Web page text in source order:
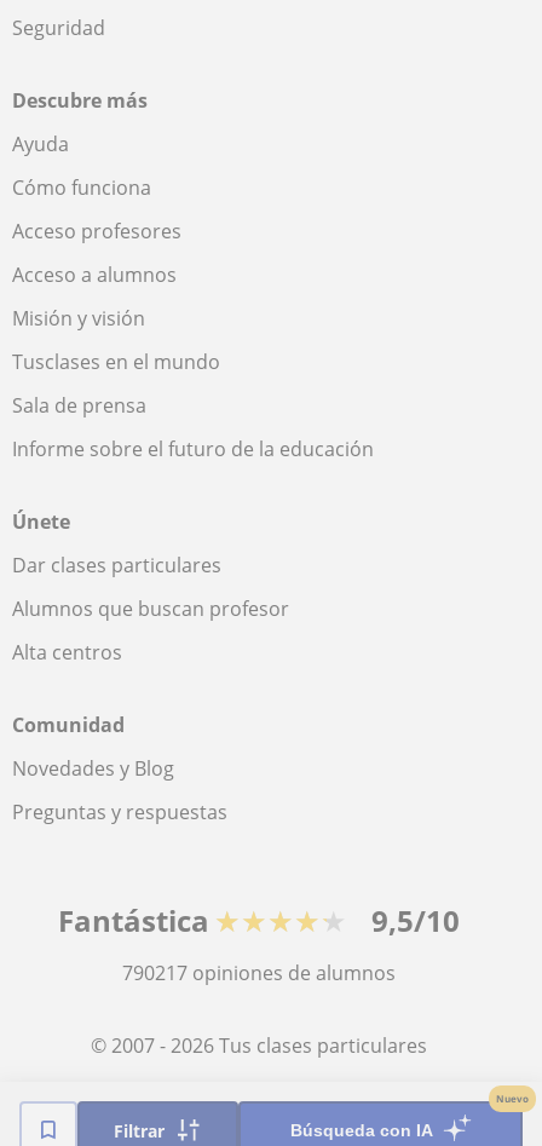
Filtrar Búsqueda con IA
Nuevo
Seguridad
Descubre más
Ayuda
Cómo funciona
Acceso profesores
Acceso a alumnos
Misión y visión
Tusclases en el mundo
Sala de prensa
Informe sobre el futuro de la educación
Únete
Dar clases particulares
Alumnos que buscan profesor
Alta centros
Comunidad
Novedades y Blog
Preguntas y respuestas
Fantástica ★★★★★ 9,5/10
790217 opiniones de alumnos
© 2007 - 2026 Tus clases particulares
Mapa web:Profesores particulares